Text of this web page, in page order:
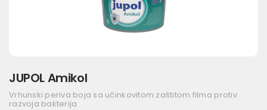
JUPOL Amikol
Vrhunski periva boja sa učinkovitom zaštitom filma protiv
razvoja bakterija